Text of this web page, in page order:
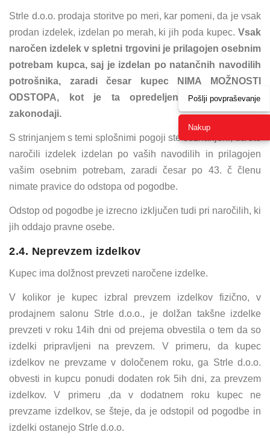
Strle d.o.o. prodaja storitve po meri, kar pomeni, da je vsak
prodan izdelek, izdelan po merah, ki jih poda kupec. Vsak
naročen izdelek v spletni trgovini je prilagojen osebnim
potrebam kupca, saj je izdelan po natančnih navodilih
potrošnika, zaradi česar kupec NIMA MOŽNOSTI
ODSTOPA, kot je ta opredeljena v potrošniški
zakonodaji.
S strinjanjem s temi splošnimi pogoji ste seznanjeni, da ste
naročili izdelek izdelan po vaših navodilih in prilagojen
vašim osebnim potrebam, zaradi česar po 43. č členu
nimate pravice do odstopa od pogodbe.
Odstop od pogodbe je izrecno izključen tudi pri naročilih, ki
jih oddajo pravne osebe.
2.4. Neprevzem izdelkov
Kupec ima dolžnost prevzeti naročene izdelke.
V kolikor je kupec izbral prevzem izdelkov fizično, v
prodajnem salonu Strle d.o.o., je dolžan takšne izdelke
prevzeti v roku 14ih dni od prejema obvestila o tem da so
izdelki pripravljeni na prevzem. V primeru, da kupec
izdelkov ne prevzame v določenem roku, ga Strle d.o.o.
obvesti in kupcu ponudi dodaten rok 5ih dni, za prevzem
izdelkov. V primeru ,da v dodatnem roku kupec ne
prevzame izdelkov, se šteje, da je odstopil od pogodbe in
izdelki ostanejo Strle d.o.o.
Pošlji povpraševanje
Nakup